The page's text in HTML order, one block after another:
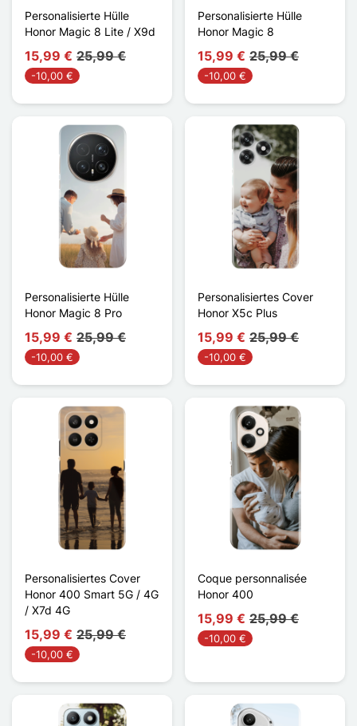
Personalisierte Hülle
Honor Magic 8 Lite / X9d
15,99 € 25,99 €
-10,00 €
Personalisierte Hülle
Honor Magic 8
15,99 € 25,99 €
-10,00 €
Personalisierte Hülle
Honor Magic 8 Pro
15,99 € 25,99 €
-10,00 €
Personalisiertes Cover
Honor X5c Plus
15,99 € 25,99 €
-10,00 €
Personalisiertes Cover
Honor 400 Smart 5G / 4G
/ X7d 4G
15,99 € 25,99 €
-10,00 €
Coque personnalisée
Honor 400
15,99 € 25,99 €
-10,00 €